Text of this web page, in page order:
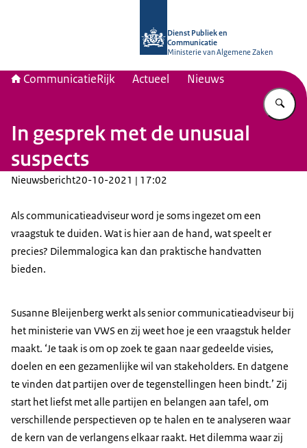
Dienst Publiek en
Communicatie
Ministerie van Algemene Zaken
CommunicatieRijk Actueel Nieuws
In gesprek met de unusual
suspects
Nieuwsbericht20-10-2021 | 17:02
Als communicatieadviseur word je soms ingezet om een
vraagstuk te duiden. Wat is hier aan de hand, wat speelt er
precies? Dilemmalogica kan dan praktische handvatten
bieden.
Susanne Bleijenberg werkt als senior communicatieadviseur bij
het ministerie van VWS en zij weet hoe je een vraagstuk helder
maakt. ‘Je taak is om op zoek te gaan naar gedeelde visies,
doelen en een gezamenlijke wil van stakeholders. En datgene
te vinden dat partijen over de tegenstellingen heen bindt.’ Zij
start het liefst met alle partijen en belangen aan tafel, om
verschillende perspectieven op te halen en te analyseren waar
de kern van de verlangens elkaar raakt. Het dilemma waar zij